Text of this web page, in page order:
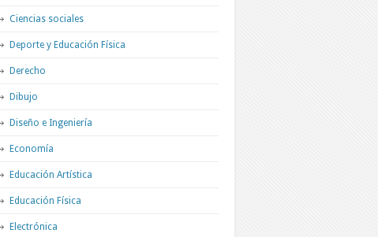
Ciencias sociales
Deporte y Educación Física
Derecho
Dibujo
Diseño e Ingeniería
Economía
Educación Artística
Educación Física
Electrónica